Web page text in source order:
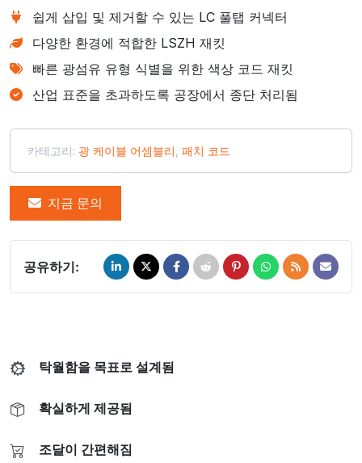
쉽게 삽입 및 제거할 수 있는 LC 풀탭 커넥터
다양한 환경에 적합한 LSZH 재킷
빠른 광섬유 유형 식별을 위한 색상 코드 재킷
산업 표준을 초과하도록 공장에서 종단 처리됨
카테고리: 광 케이블 어셈블리 패치 코드
지금 문의
공유하기:
탁월함을 목표로 설계됨
확실하게 제공됨
조달이 간편해짐